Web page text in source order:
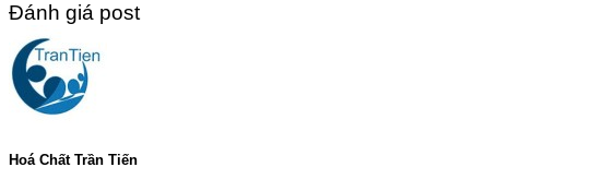
Đánh giá post
Hoá Chất Trần Tiến